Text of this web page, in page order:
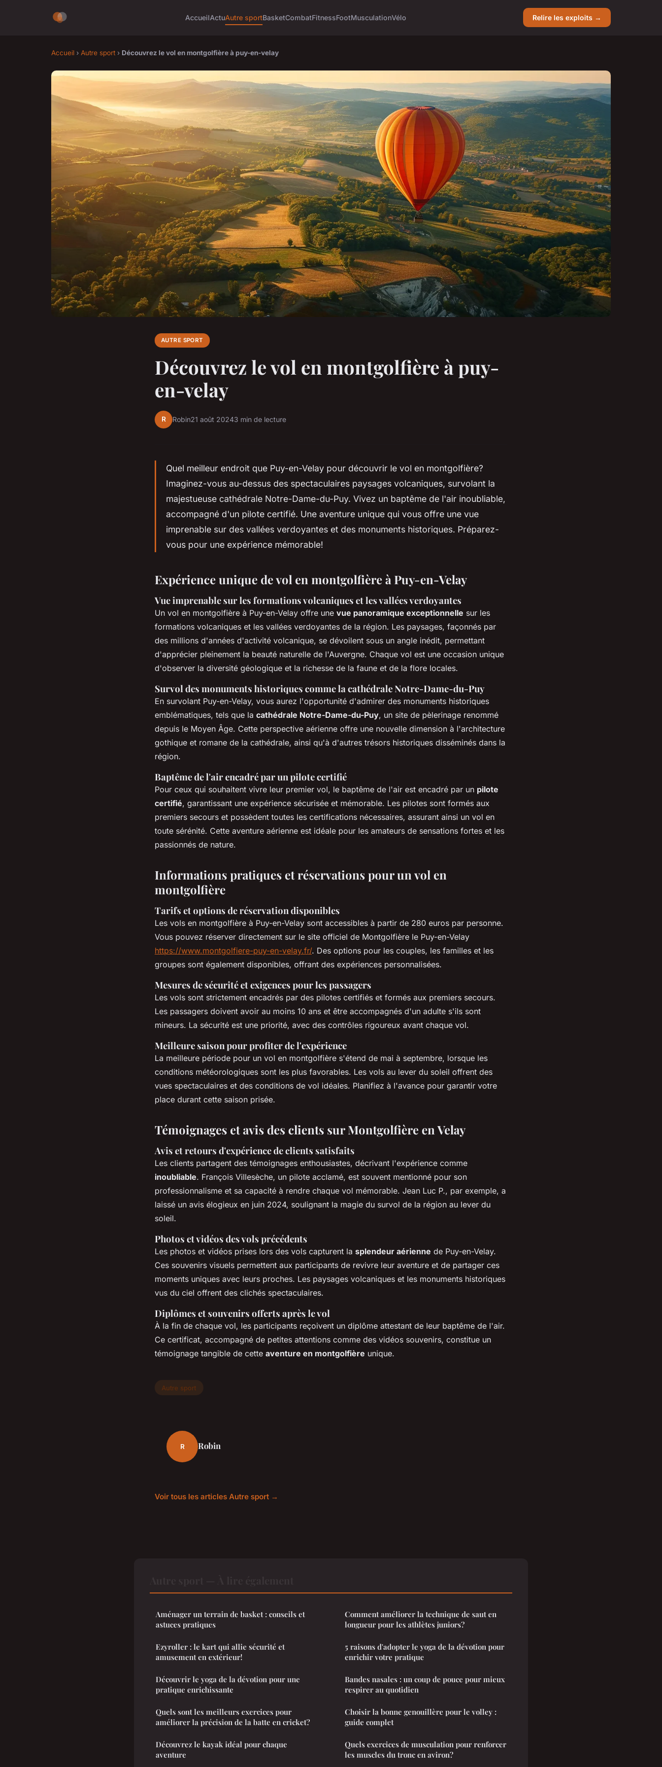
AccueilActuAutre sportBasketCombatFitnessFootMusculationVélo Relire les exploits →
Accueil › Autre sport › Découvrez le vol en montgolfière à puy-en-velay
AUTRE SPORT
Découvrez le vol en montgolfière à puy-
en-velay
R Robin21 août 20243 min de lecture
Quel meilleur endroit que Puy-en-Velay pour découvrir le vol en montgolfière?
Imaginez-vous au-dessus des spectaculaires paysages volcaniques, survolant la
majestueuse cathédrale Notre-Dame-du-Puy. Vivez un baptême de l'air inoubliable,
accompagné d'un pilote certifié. Une aventure unique qui vous offre une vue
imprenable sur des vallées verdoyantes et des monuments historiques. Préparez-
vous pour une expérience mémorable!
Expérience unique de vol en montgolfière à Puy-en-Velay
Vue imprenable sur les formations volcaniques et les vallées verdoyantes
Un vol en montgolfière à Puy-en-Velay offre une vue panoramique exceptionnelle sur les
formations volcaniques et les vallées verdoyantes de la région. Les paysages, façonnés par
des millions d'années d'activité volcanique, se dévoilent sous un angle inédit, permettant
d'apprécier pleinement la beauté naturelle de l'Auvergne. Chaque vol est une occasion unique
d'observer la diversité géologique et la richesse de la faune et de la flore locales.
Survol des monuments historiques comme la cathédrale Notre-Dame-du-Puy
En survolant Puy-en-Velay, vous aurez l'opportunité d'admirer des monuments historiques
emblématiques, tels que la cathédrale Notre-Dame-du-Puy, un site de pèlerinage renommé
depuis le Moyen Âge. Cette perspective aérienne offre une nouvelle dimension à l'architecture
gothique et romane de la cathédrale, ainsi qu'à d'autres trésors historiques disséminés dans la
région.
Baptême de l'air encadré par un pilote certifié
Pour ceux qui souhaitent vivre leur premier vol, le baptême de l'air est encadré par un pilote
certifié, garantissant une expérience sécurisée et mémorable. Les pilotes sont formés aux
premiers secours et possèdent toutes les certifications nécessaires, assurant ainsi un vol en
toute sérénité. Cette aventure aérienne est idéale pour les amateurs de sensations fortes et les
passionnés de nature.
Informations pratiques et réservations pour un vol en
montgolfière
Tarifs et options de réservation disponibles
Les vols en montgolfière à Puy-en-Velay sont accessibles à partir de 280 euros par personne.
Vous pouvez réserver directement sur le site officiel de Montgolfière le Puy-en-Velay
https://www.montgolfiere-puy-en-velay.fr/. Des options pour les couples, les familles et les
groupes sont également disponibles, offrant des expériences personnalisées.
Mesures de sécurité et exigences pour les passagers
Les vols sont strictement encadrés par des pilotes certifiés et formés aux premiers secours.
Les passagers doivent avoir au moins 10 ans et être accompagnés d'un adulte s'ils sont
mineurs. La sécurité est une priorité, avec des contrôles rigoureux avant chaque vol.
Meilleure saison pour profiter de l'expérience
La meilleure période pour un vol en montgolfière s'étend de mai à septembre, lorsque les
conditions météorologiques sont les plus favorables. Les vols au lever du soleil offrent des
vues spectaculaires et des conditions de vol idéales. Planifiez à l'avance pour garantir votre
place durant cette saison prisée.
Témoignages et avis des clients sur Montgolfière en Velay
Avis et retours d'expérience de clients satisfaits
Les clients partagent des témoignages enthousiastes, décrivant l'expérience comme
inoubliable. François Villesèche, un pilote acclamé, est souvent mentionné pour son
professionnalisme et sa capacité à rendre chaque vol mémorable. Jean Luc P., par exemple, a
laissé un avis élogieux en juin 2024, soulignant la magie du survol de la région au lever du
soleil.
Photos et vidéos des vols précédents
Les photos et vidéos prises lors des vols capturent la splendeur aérienne de Puy-en-Velay.
Ces souvenirs visuels permettent aux participants de revivre leur aventure et de partager ces
moments uniques avec leurs proches. Les paysages volcaniques et les monuments historiques
vus du ciel offrent des clichés spectaculaires.
Diplômes et souvenirs offerts après le vol
À la fin de chaque vol, les participants reçoivent un diplôme attestant de leur baptême de l'air.
Ce certificat, accompagné de petites attentions comme des vidéos souvenirs, constitue un
témoignage tangible de cette aventure en montgolfière unique.
Autre sport
R Robin
Voir tous les articles Autre sport →
Aménager un terrain de basket : conseils et
astuces pratiques
Ezyroller : le kart qui allie sécurité et
amusement en extérieur!
Découvrir le yoga de la dévotion pour une
pratique enrichissante
Quels sont les meilleurs exercices pour
améliorer la précision de la batte en cricket?
Découvrez le kayak idéal pour chaque
aventure
Comment améliorer la technique de saut en
longueur pour les athlètes juniors?
5 raisons d'adopter le yoga de la dévotion pour
enrichir votre pratique
Bandes nasales : un coup de pouce pour mieux
respirer au quotidien
Choisir la bonne genouillère pour le volley :
guide complet
Quels exercices de musculation pour renforcer
les muscles du tronc en aviron?